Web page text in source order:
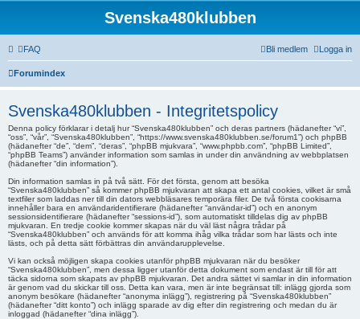
Svenska480klubben
FAQ Logga in
Bli medlem
Forumindex
Svenska480klubben - Integritetspolicy
Denna policy förklarar i detalj hur “Svenska480klubben” och deras partners (hädanefter “vi”,
“oss”, “vår”, “Svenska480klubben”, “https://www.svenska480klubben.se/forum1”) och phpBB
(hädanefter “de”, “dem”, “deras”, “phpBB mjukvara”, “www.phpbb.com”, “phpBB Limited”,
“phpBB Teams”) använder information som samlas in under din användning av webbplatsen
(hädanefter “din information”).
Din information samlas in på två sätt. För det första, genom att besöka
“Svenska480klubben” så kommer phpBB mjukvaran att skapa ett antal cookies, vilket är små
textfiler som laddas ner till din dators webbläsares temporära filer. De två första cookisarna
innehåller bara en användaridentifierare (hädanefter “användar-id”) och en anonym
sessionsidentifierare (hädanefter “sessions-id”), som automatiskt tilldelas dig av phpBB
mjukvaran. En tredje cookie kommer skapas när du väl läst några trådar på
“Svenska480klubben” och används för att komma ihåg vilka trådar som har lästs och inte
lästs, och på detta sätt förbättras din användarupplevelse.
Vi kan också möjligen skapa cookies utanför phpBB mjukvaran när du besöker
“Svenska480klubben”, men dessa ligger utanför detta dokument som endast är till för att
täcka sidorna som skapats av phpBB mjukvaran. Det andra sättet vi samlar in din information
är genom vad du skickar till oss. Detta kan vara, men är inte begränsat till: inlägg gjorda som
anonym besökare (hädanefter “anonyma inlägg”), registrering på “Svenska480klubben”
(hädanefter “ditt konto”) och inlägg sparade av dig efter din registrering och medan du är
inloggad (hädanefter “dina inlägg”).